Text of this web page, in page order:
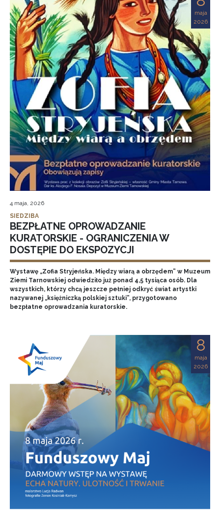
maja
2026
4 maja, 2026
SIEDZIBA
BEZPŁATNE OPROWADZANIE
KURATORSKIE - OGRANICZENIA W
DOSTĘPIE DO EKSPOZYCJI
Wystawę „Zofia Stryjeńska. Między wiarą a obrzędem” w Muzeum
Ziemi Tarnowskiej odwiedziło już ponad 4,5 tysiąca osób. Dla
wszystkich, którzy chcą jeszcze pełniej odkryć świat artystki
nazywanej „księżniczką polskiej sztuki”, przygotowano
bezpłatne oprowadzania kuratorskie.
8
maja
2026